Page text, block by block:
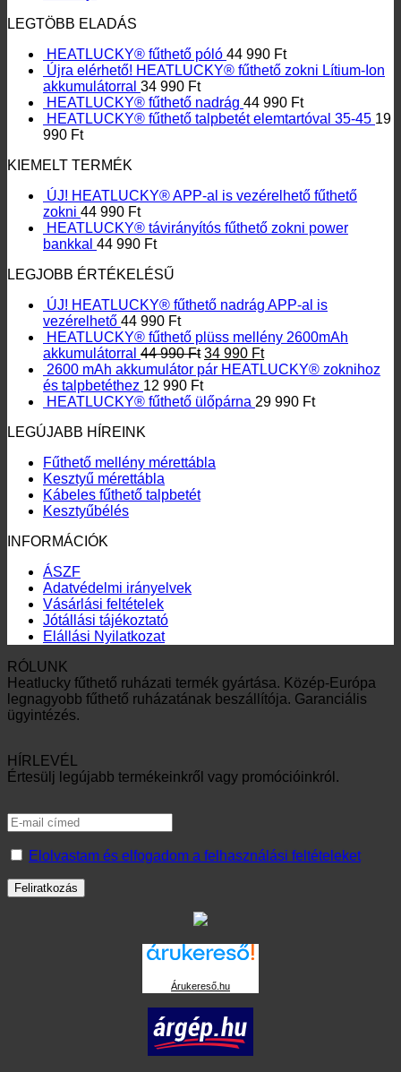
LEGTÖBB ELADÁS
HEATLUCKY® fűthető póló 44 990 Ft
Újra elérhető! HEATLUCKY® fűthető zokni Lítium-Ion
akkumulátorral 34 990 Ft
HEATLUCKY® fűthető nadrág 44 990 Ft
HEATLUCKY® fűthető talpbetét elemtartóval 35-45 19
990 Ft
KIEMELT TERMÉK
ÚJ! HEATLUCKY® APP-al is vezérelhető fűthető
zokni 44 990 Ft
HEATLUCKY® távirányítós fűthető zokni power
bankkal 44 990 Ft
LEGJOBB ÉRTÉKELÉSŰ
ÚJ! HEATLUCKY® fűthető nadrág APP-al is
vezérelhető 44 990 Ft
HEATLUCKY® fűthető plüss mellény 2600mAh
akkumulátorral 44 990Ft Original
price
was:
44
34 990 FtCurrent
price
34
2600 mAh akkumulátor pár HEATLUCKY® zoknihoz
és talpbetéthez 12 990 Ft
HEATLUCKY® fűthető ülőpárna 29 990 Ft
LEGÚJABB HÍREINK
Fűthető mellény mérettábla
Kesztyű mérettábla
Kábeles fűthető talpbetét
Kesztyűbélés
INFORMÁCIÓK
ÁSZF
Adatvédelmi irányelvek
Vásárlási feltételek
Jótállási tájékoztató
Elállási Nyilatkozat
RÓLUNK
Heatlucky fűthető ruházati termék gyártása. Közép-Európa
legnagyobb fűthető ruházatának beszállítója. Garanciális
ügyintézés.
HÍRLEVÉL
Értesülj legújabb termékeinkről vagy promócióinkról.
Elolvastam és elfogadom a felhasználási feltételeket
Árukereső.hu